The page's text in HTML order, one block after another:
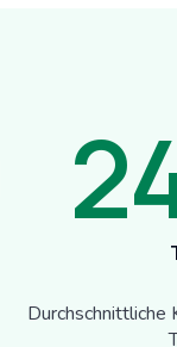
Durchschnittliche